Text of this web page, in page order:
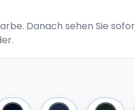
Danach sehen Sie